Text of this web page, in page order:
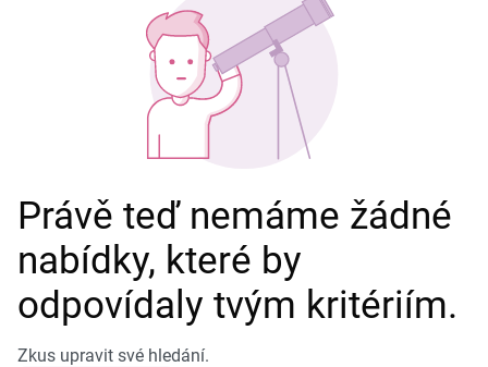
Právě teď nemáme žádné
nabídky, které by
odpovídaly tvým kritériím.
Zkus upravit své hledání.